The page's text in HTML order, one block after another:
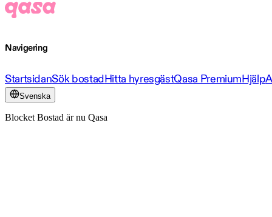
Navigering
StartsidanSök bostadHitta hyresgästQasa PremiumHjälp
Svenska
Blocket Bostad är nu Qasa